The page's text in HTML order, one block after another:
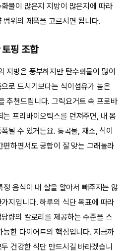
물이 많은지 지방이 많은지에 따라
위의 제품을 고르시면 됩니다.
핑 조합
지방은 풍부하지만 탄수화물이 많이
로 드시기보다는 식이섬유가 높은
추천드립니다. 그릭요거트 속 프로바
프리바이오틱스를 던져주면, 내 몸
될 수 있거든요. 통곡물, 채소, 식이
하면서도 궁합이 잘 맞는 그래놀라
정 음식이 내 살을 알아서 빼주지는 않
지입니다. 하루의 식단 목표에 따라
량의 칼로리를 제공하는 수준을 스
한 다이어트의 핵심입니다. 지금까
건강한 식단 만드시길 바라겠습니